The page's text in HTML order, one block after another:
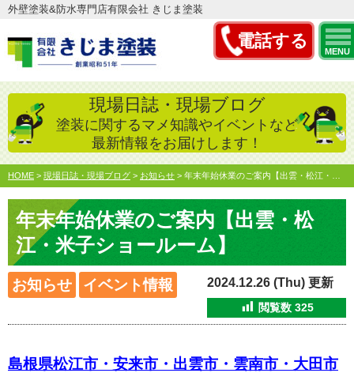
電話する
MENU
外壁塗装&防水専門店有限会社 きじま塗装
現場日誌・現場ブログ
塗装に関するマメ知識やイベントなど
最新情報をお届けします！
HOME > 現場日誌・現場ブログ > お知らせ > 年末年始休業のご案内【出雲・松江・米子ショールーム】
年末年始休業のご案内【出雲・松
江・米子ショールーム】
お知らせ イベント情報 2024.12.26 (Thu) 更新
閲覧数 325
島根県松江市・安来市・出雲市・雲南市・大田市